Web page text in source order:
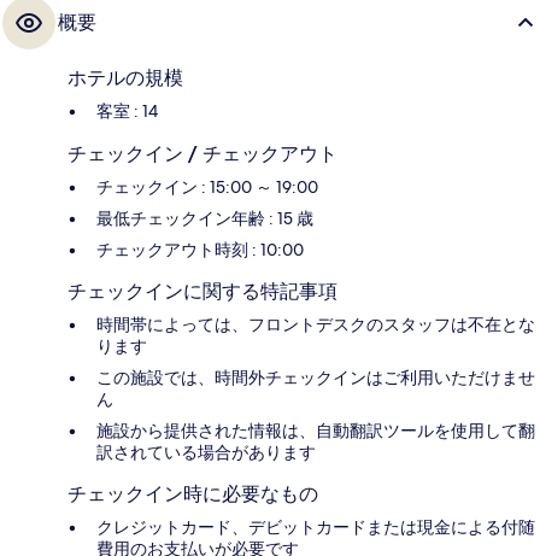
概要
ホテルの規模
客室 : 14
チェックイン / チェックアウト
チェックイン : 15:00 ～ 19:00
最低チェックイン年齢 : 15 歳
チェックアウト時刻 : 10:00
チェックインに関する特記事項
時間帯によっては、フロントデスクのスタッフは不在とな
ります
この施設では、時間外チェックインはご利用いただけませ
ん
施設から提供された情報は、自動翻訳ツールを使用して翻
訳されている場合があります
チェックイン時に必要なもの
クレジットカード、デビットカードまたは現金による付随
費用のお支払いが必要です